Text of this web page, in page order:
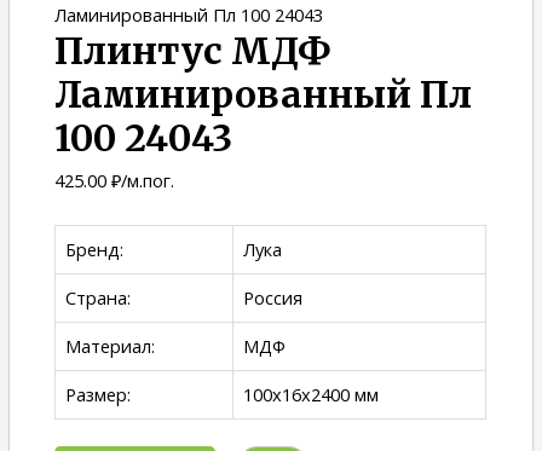
Ламинированный Пл 100 24043
Плинтус МДФ
Ламинированный Пл
100 24043
425.00₽/м.пог.
Бренд:
Лука
Страна:
Россия
Материал:
МДФ
Размер:
100х16х2400 мм